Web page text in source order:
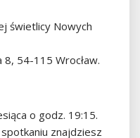
świetlicy Nowych
8, 54-115 Wrocław.
o godz. 19:15.
znajdziesz